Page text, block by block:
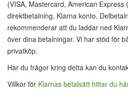
(VISA, Mastercard, American Express
direktbetalning, Klarna konto,
rekommenderar att du laddar ned
över dina betalningar. Vi har stöd för
privatköp.
Har du frågor kring detta kan du
Villkor för Klarnas betalsätt hittar du